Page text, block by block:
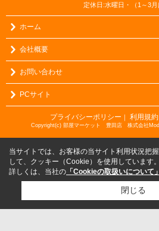
定休日:水曜日・（1～3月
ホーム
会社概要
お問い合わせ
PCサイト
プライバシーポリシー ｜ 利用規約
Copyright(c) 部屋マーケット 豊田店 株式会社
当サイトでは、お客様の当サイト利用状況把
して、クッキー（Cookie）を使用しています。
詳しくは、当社の 「Cookieの取扱いについて」
閉じる